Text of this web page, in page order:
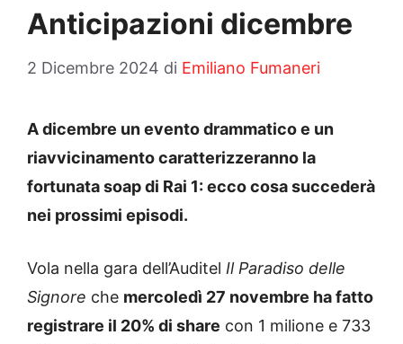
Anticipazioni dicembre
2 Dicembre 2024 di Emiliano Fumaneri
A dicembre un evento drammatico e un
riavvicinamento caratterizzeranno la
fortunata soap di Rai 1: ecco cosa succederà
nei prossimi episodi.
Vola nella gara dell’Auditel Il Paradiso delle
Signore che mercoledì 27 novembre ha fatto
registrare il 20% di share con 1 milione e 733